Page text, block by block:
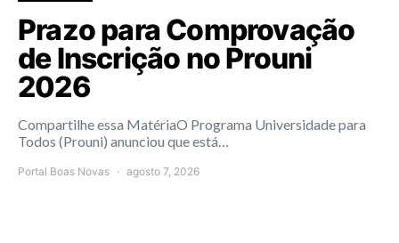
Prazo para Comprovação
de Inscrição no Prouni
2026
Compartilhe essa MatériaO Programa Universidade para
Todos (Prouni) anunciou que está…
Portal Boas Novas agosto 7, 2026